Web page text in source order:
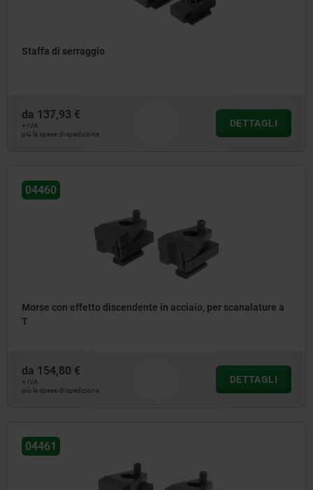
Staffa di serraggio
da 137,93 €
+ IVA
più le spese di spedizione
DETTAGLI
04460
Morse con effetto discendente in acciaio, per scanalature a
T
da 154,80 €
+ IVA
più le spese di spedizione
DETTAGLI
04461